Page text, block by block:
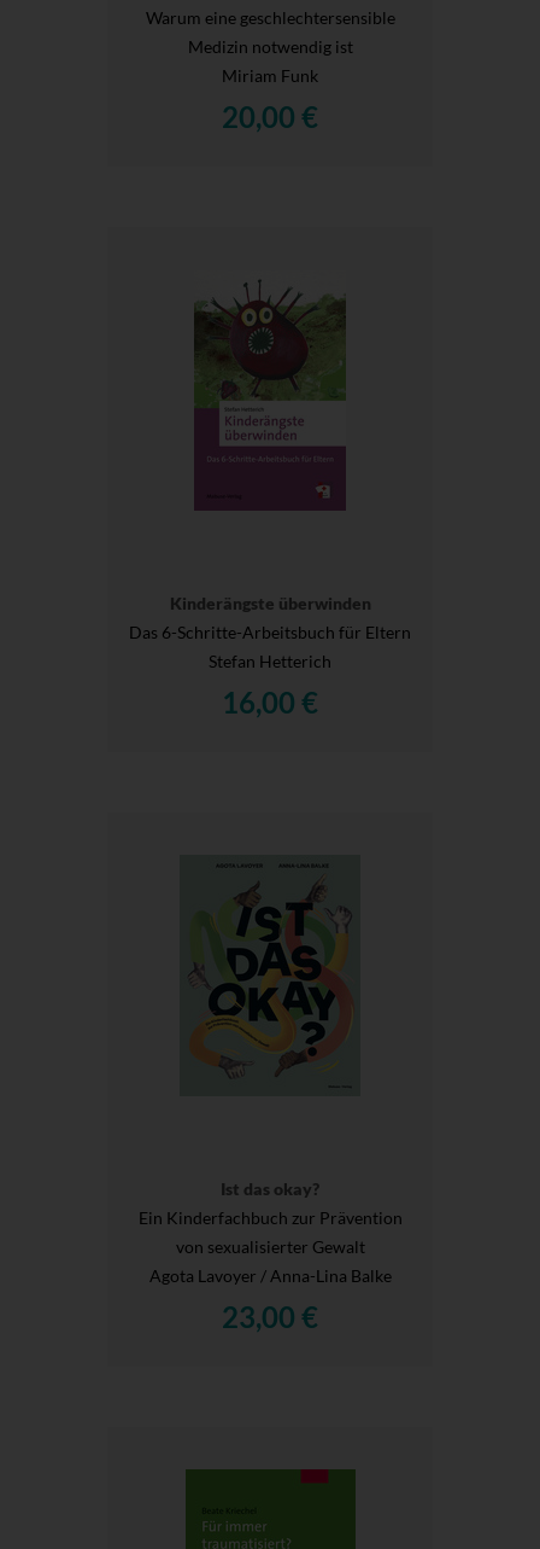
Warum eine geschlechtersensible
Medizin notwendig ist
Miriam Funk
20,00 €
Kinderängste überwinden
Das 6-Schritte-Arbeitsbuch für Eltern
Stefan Hetterich
16,00 €
Ist das okay?
Ein Kinderfachbuch zur Prävention
von sexualisierter Gewalt
Agota Lavoyer / Anna-Lina Balke
23,00 €